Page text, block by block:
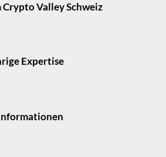
Crypto Valley Schweiz
Expertise